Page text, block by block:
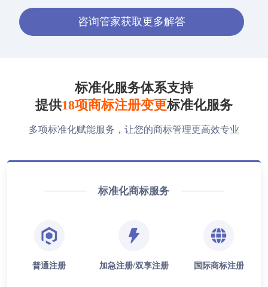
咨询管家获取更多解答
标准化服务体系支持
提供18项商标注册变更标准化服务
多项标准化赋能服务，让您的商标管理更高效专业
标准化商标服务
普通注册 加急注册/双享注册 国际商标注册